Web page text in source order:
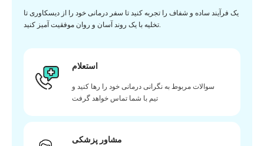
یک فرآیند ساده و شفاف را تجربه کنید تا سفر درمانی خود را از دیسکاوری تا
تخلیه با یک روند آسان و روان موفقیت آمیز کنید.
استعلام
سوالات مربوط به نگرانی درمانی خود را رها کنید و
تیم با شما تماس خواهد گرفت
مشاور پزشکی